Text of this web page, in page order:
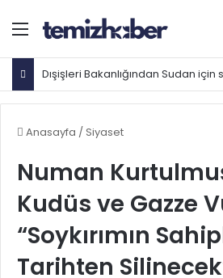
Menü
Anasayfa / Siyaset
Numan
Kudüs ve Gazze
“Soykırımın
Tarihten